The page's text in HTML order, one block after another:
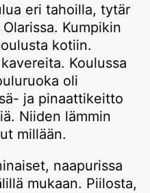
eri tahoilla, tytär
Kumpikin
kotiin.
Koulussa
oli
ja pinaattikeitto
Niiden lämmin
millään.
naapurissa
mukaan. Piilosta,